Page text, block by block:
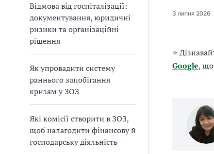
Відмова від госпіталізації:
документування, юридичні
ризики та організаційні
рішення
Як упровадити систему
раннього запобігання
кризам у ЗОЗ
Які комісії створити в ЗОЗ,
щоб налагодити фінансову й
господарську діяльність
3 липня 2026
⭐
Google,